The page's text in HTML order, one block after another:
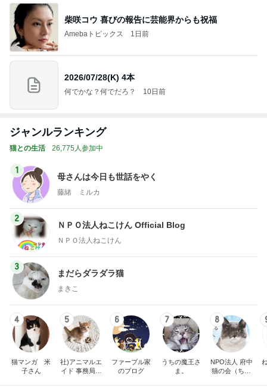
柴咲コウ 喜びの報告に芸能界からも祝福
Amebaトピックス 1日前
2026/07/28(K) 4本
何でかな？何でだろ？ 10日前
ジャンルランキング
猫との生活 26,775人参加中
1
母さんは今日も世話をやく
藤緒 ミルカ
2
ＮＰＯ法人ねこけん Official Blog
ＮＰＯ法人ねこけん
3
まだらダラダラ猫
まきこ
4
猫マンガ 米
子さん
5
社)アニマルエ
イド 事務局＆
6
ファーブル家
のブログ
7
うちの魔王さ
ま。
8
NPO法人 府中
猫の会（ちゅ